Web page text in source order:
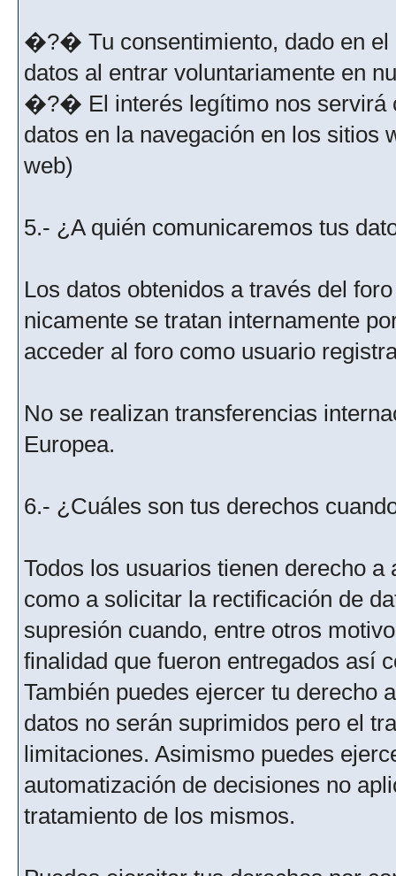
�?� Tu consentimiento, dado en el
datos al entrar voluntariamente en
�?� El interés legítimo nos servirá
datos en la navegación en los sitios
web)
5.- ¿A quién comunicaremos tus
Los datos obtenidos a través del
nicamente se tratan internamente
acceder al foro como usuario
No se realizan transferencias
Europea.
6.- ¿Cuáles son tus derechos
Todos los usuarios tienen derecho
como a solicitar la rectificación de
supresión cuando, entre otros
finalidad que fueron entregados así
También puedes ejercer tu derecho
datos no serán suprimidos pero el
limitaciones. Asimismo puedes
automatización de decisiones no
tratamiento de los mismos.